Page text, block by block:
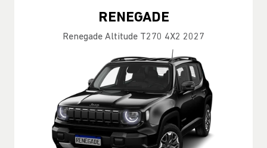
RENEGADE
Renegade Altitude T270 4X2 2027